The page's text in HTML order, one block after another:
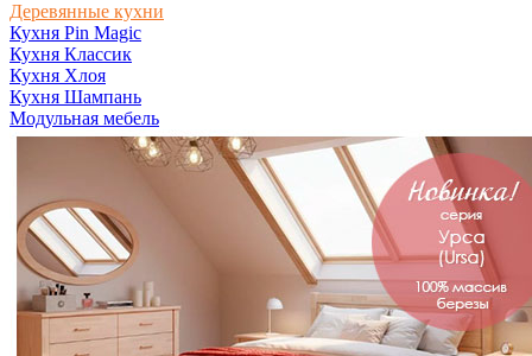
Деревянные кухни
Кухня Pin Magic
Кухня Классик
Кухня Хлоя
Кухня Шампань
Модульная мебель